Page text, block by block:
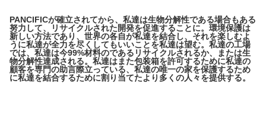
PANCIFICが確立されてから、私達は生物分解性である場合もある
努力して、リサイクルされた開発を促進することに。環境保護は
新しい方法であり、世界の各自が私達を結合し、それを楽しむよ
うに私達が全力を尽くしてもいいことを私達は望む。私達の工場
では、私達は今99%材料のであるリサイクルされるか、または生
物分解性達成される。私達はまた包装箱を許可するために私達の
顧客を専門の助言際立っている、私達の唯一の家を保護するため
に私達を結合するために割り当てたより多くの人々を提供する。